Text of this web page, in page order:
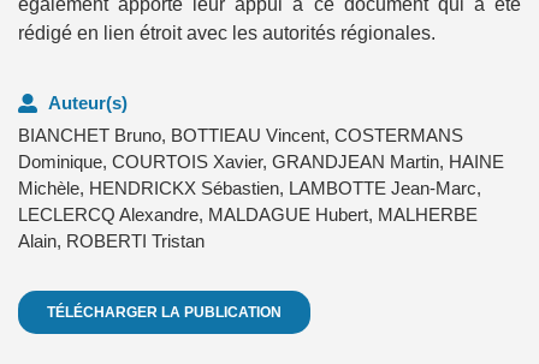
également apporté leur appui à ce document qui a été
rédigé en lien étroit avec les autorités régionales.
Auteur(s)
BIANCHET Bruno, BOTTIEAU Vincent, COSTERMANS
Dominique, COURTOIS Xavier, GRANDJEAN Martin, HAINE
Michèle, HENDRICKX Sébastien, LAMBOTTE Jean-Marc,
LECLERCQ Alexandre, MALDAGUE Hubert, MALHERBE
Alain, ROBERTI Tristan
TÉLÉCHARGER LA PUBLICATION